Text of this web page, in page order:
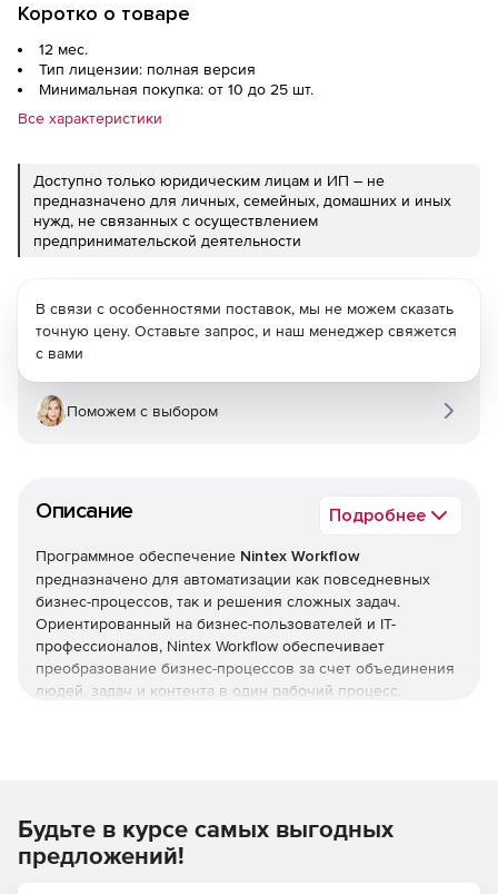
Коротко о товаре
12 мес.
Тип лицензии: полная версия
Минимальная покупка: от 10 до 25 шт.
Все характеристики
Доступно только юридическим лицам и ИП – не
предназначено для личных, семейных, домашних и иных
нужд, не связанных с осуществлением
предпринимательской деятельности
Описание Подробнее
Программное обеспечение Nintex Workflow
предназначено для автоматизации как повседневных
бизнес-процессов, так и решения сложных задач.
Ориентированный на бизнес-пользователей и IТ-
профессионалов, Nintex Workflow обеспечивает
преобразование бизнес-процессов за счет объединения
людей, задач и контента в один рабочий процесс.
Мощность
Автоматизация процессов, начиная от самых простых до
В связи с особенностями поставок, мы не можем сказать
точную цену. Оставьте запрос, и наш менеджер свяжется
с вами
Поможем с выбором
Будьте в курсе самых выгодных
предложений!